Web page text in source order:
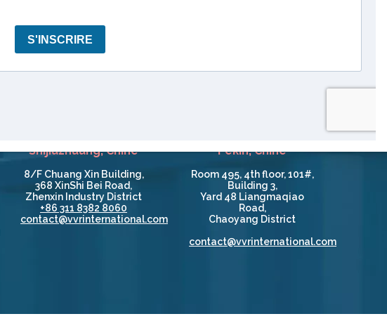
Shijiazhuang, Chine
8/F Chuang Xin Building,
368 XinShi Bei Road,
Zhenxin Industry District
+86 311 8382 8060
contact@vvrinternational.com
Pékin, Chine
Room 495, 4th floor, 101#,
Building 3,
Yard 48 Liangmaqiao
Road,
Chaoyang District
contact@vvrinternational.com